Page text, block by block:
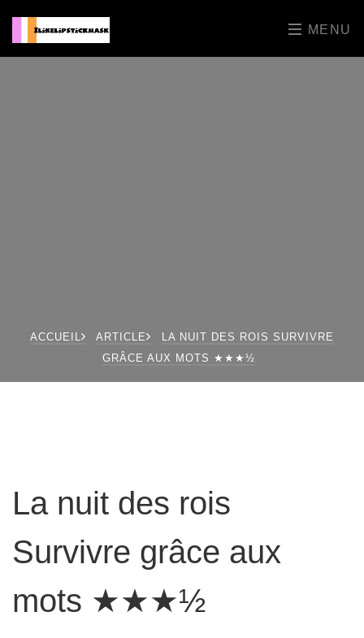
MENU
ACCUEIL ARTICLE
LA NUIT DES ROIS SURVIVRE
GRÂCE AUX MOTS ★★★½
La nuit des rois
Survivre grâce aux
mots ★★★½